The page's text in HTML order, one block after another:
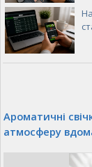
Ароматичні
атмосферу